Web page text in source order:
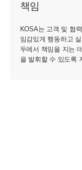
책임
KOSA는 고객 및 협
임감있게 행동하고
두에서 책임을 지는
을 발휘할 수 있도록